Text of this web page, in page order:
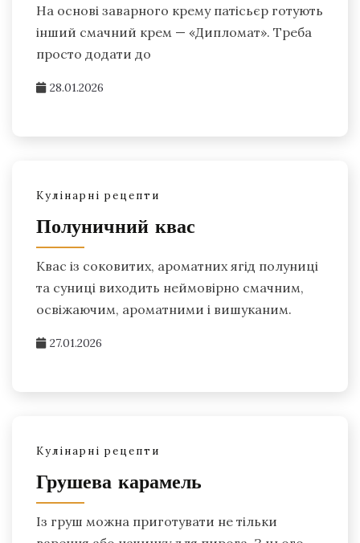
На основі заварного крему патісьєр готують
інший смачний крем — «Дипломат». Треба
просто додати до
28.01.2026
Кулінарні рецепти
Полуничний квас
Квас із соковитих, ароматних ягід полуниці
та суниці виходить неймовірно смачним,
освіжаючим, ароматними і вишуканим.
27.01.2026
Кулінарні рецепти
Грушева карамель
Із груш можна приготувати не тільки